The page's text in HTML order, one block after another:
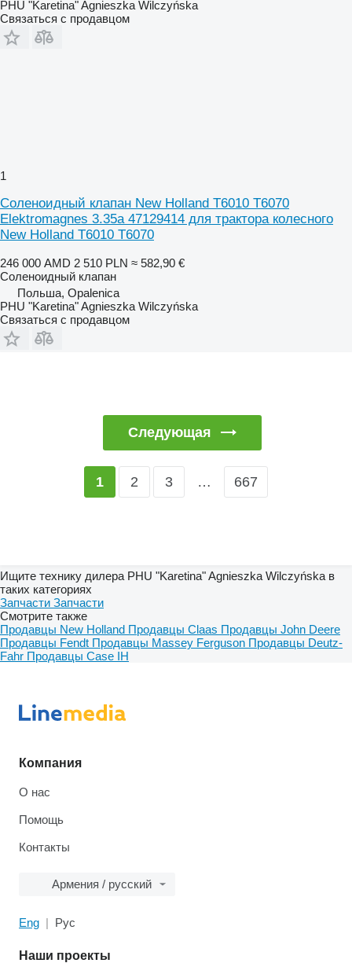
PHU "Karetina" Agnieszka Wilczyńska
Связаться с продавцом
1
Соленоидный клапан New Holland T6010 T6070
Elektromagnes 3.35a 47129414 для трактора колесного
New Holland T6010 T6070
246 000 AMD 2 510 PLN ≈ 582,90 €
Соленоидный клапан
Польша, Opalenica
PHU "Karetina" Agnieszka Wilczyńska
Связаться с продавцом
Следующая
1 2 3 … 667
Ищите технику дилера PHU "Karetina" Agnieszka Wilczyńska в
таких категориях
Запчасти Запчасти
Смотрите также
Продавцы New Holland Продавцы Claas Продавцы John Deere
Продавцы Fendt Продавцы Massey Ferguson Продавцы Deutz-
Fahr Продавцы Case IH
Компания
О нас
Помощь
Контакты
Армения / русский
Eng Рус
Наши проекты